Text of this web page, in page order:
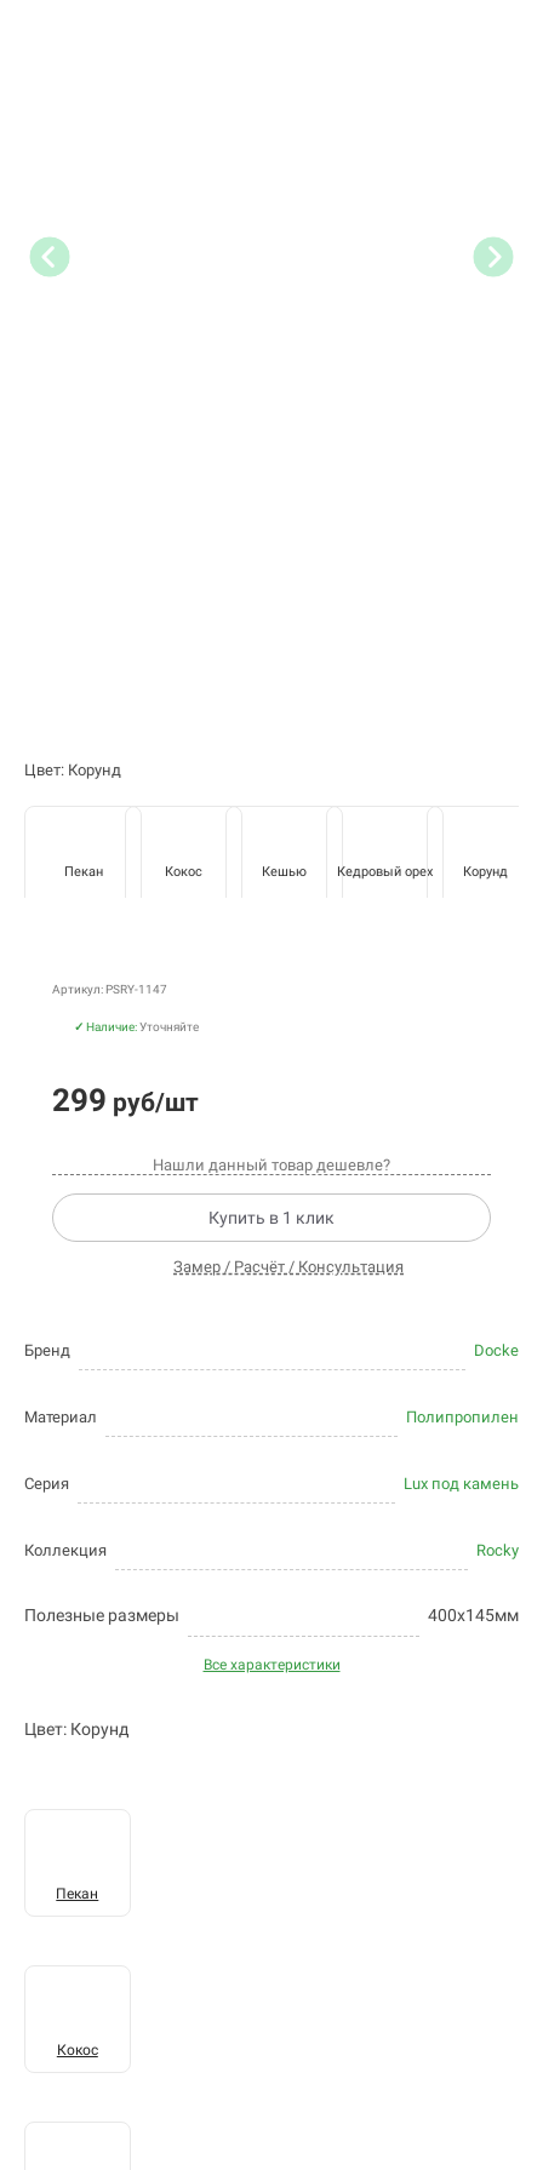
Цвет: Корунд
Пекан Кокос Кешью Кедровый орех Корунд
Артикул: PSRY-1147
✓ Наличие:Уточняйте
299 руб/шт
Нашли данный товар дешевле?
Купить в 1 клик
Замер / Расчёт / Консультация
Бренд Docke
Материал Полипропилен
Серия Lux под камень
Коллекция Rocky
Полезные размеры 400х145мм
Все характеристики
Цвет: Корунд
Пекан
Кокос